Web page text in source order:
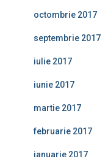
octombrie 2017
septembrie 2017
iulie 2017
iunie 2017
martie 2017
februarie 2017
ianuarie 2017